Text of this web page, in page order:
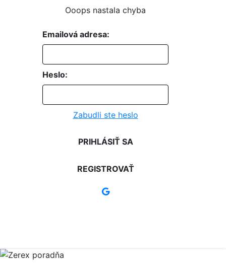
Ooops nastala chyba
Emailová adresa:
Heslo:
Zabudli ste heslo
PRIHLÁSIŤ SA
REGISTROVAŤ